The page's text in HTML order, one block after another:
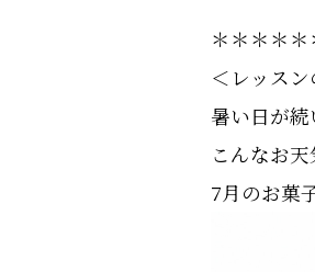
＊＊＊＊
＜レッス
暑い日が続
こんなお
7月のお菓